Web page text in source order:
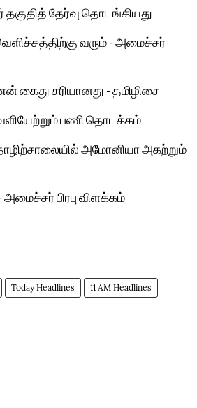
தகுதித் தேர்வு தொடங்கியது
வரும் - அமைச்சர்
கைது சரியானது - தமிழிசை
பணி தொடக்கம்
அமோனியா அகற்றும்
பிரபு விளக்கம்
Today Headlines 11 AM Headlines